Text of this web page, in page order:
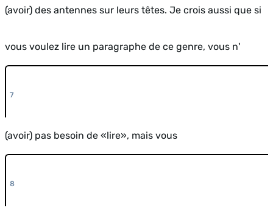
(avoir) des antennes sur leurs têtes. Je crois aussi que si
vous voulez lire un paragraphe de ce genre, vous n'
(avoir) pas besoin de «lire», mais vous